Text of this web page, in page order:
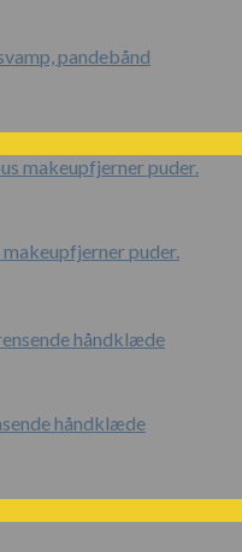
pandebånd
puder.
håndklæde